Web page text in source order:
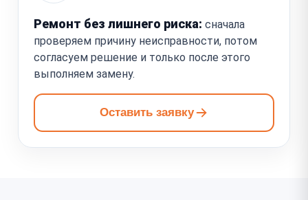
Ремонт без лишнего риска: сначала
проверяем причину неисправности, потом
согласуем решение и только после этого
выполняем замену.
Оставить заявку